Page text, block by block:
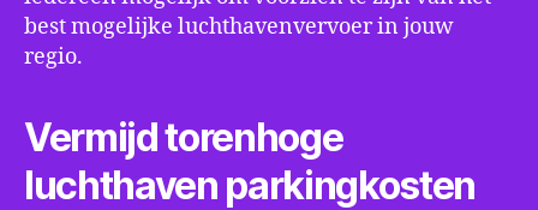
best mogelijke luchthavenvervoer in jouw
regio.
Vermijd torenhoge
luchthaven parkingkosten